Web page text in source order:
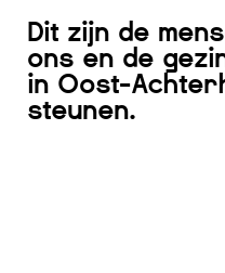
Dit zijn de
ons en de
in Oost-
steunen.